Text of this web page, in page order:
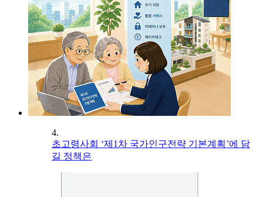
4.
초고령사회 ‘제1차 국가인구전략 기본계획’에 담
길 정책은